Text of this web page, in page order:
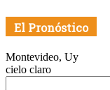
El Pronóstico
Montevideo, Uy
cielo claro